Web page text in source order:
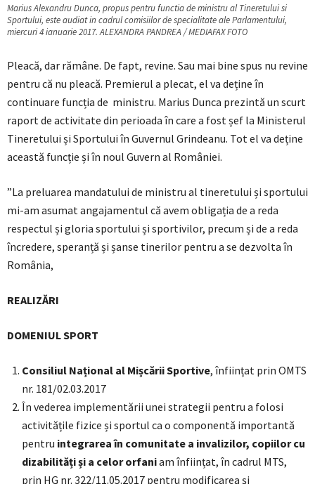
Marius Alexandru Dunca, propus pentru functia de ministru al Tineretului si
Sportului, este audiat in cadrul comisiilor de specialitate ale Parlamentului,
miercuri 4 ianuarie 2017. ALEXANDRA PANDREA / MEDIAFAX FOTO
Pleacă, dar rămâne. De fapt, revine. Sau mai bine spus nu revine
pentru că nu pleacă. Premierul a plecat, el va deține în
continuare funcția de ministru. Marius Dunca prezintă un scurt
raport de activitate din perioada în care a fost șef la Ministerul
Tineretului și Sportului în Guvernul Grindeanu. Tot el va deține
această funcție și în noul Guvern al României.
”La preluarea mandatului de ministru al tineretului și sportului
mi-am asumat angajamentul că avem obligația de a reda
respectul și gloria sportului și sportivilor, precum și de a reda
încredere, speranță și șanse tinerilor pentru a se dezvolta în
România,
REALIZĂRI
DOMENIUL SPORT
Consiliul Național al Mișcării Sportive, înființat prin OMTS
nr. 181/02.03.2017
În vederea implementării unei strategii pentru a folosi
activitățile fizice și sportul ca o componentă importantă
pentru integrarea în comunitate a invalizilor, copiilor cu
dizabilități și a celor orfaniam înființat, în cadrul MTS,
prin HG nr. 322/11.05.2017 pentru modificarea și